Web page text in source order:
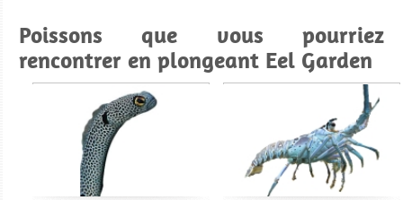
Poissons que vous pourriez
rencontrer en plongeant Eel Garden